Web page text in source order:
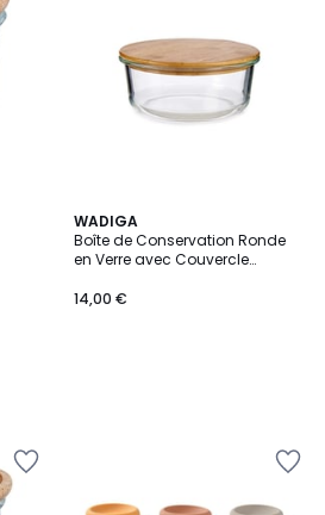
WADIGA
Boîte de Conservation Ronde
en Verre avec Couvercle
14,00 €